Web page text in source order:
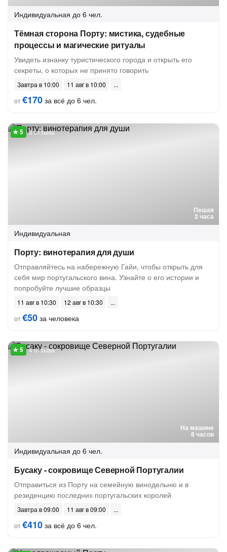
Индивидуальная до 6 чел.
Тёмная сторона Порту: мистика, судебные
процессы и магические ритуалы
Увидеть изнанку туристического города и открыть его
секреты, о которых не принято говорить
Завтра в 10:00
11 авг в 10:00
от€170 за всё до 6 чел.
Пешая
2 часа
3 отзыва
Индивидуальная
Порту: винотерапия для души
Отправляйтесь на набережную Гайи, чтобы открыть для
себя мир португальского вина. Узнайте о его истории и
попробуйте лучшие образцы
11 авг в 10:30
12 авг в 10:30
от€50 за человека
На машине
8 часов
4 отзыва
Индивидуальная до 6 чел.
Бусаку - сокровище Северной Португалии
Отправиться из Порту на семейную винодельню и в
резиденцию последних португальских королей
Завтра в 09:00
11 авг в 09:00
от€410 за всё до 6 чел.